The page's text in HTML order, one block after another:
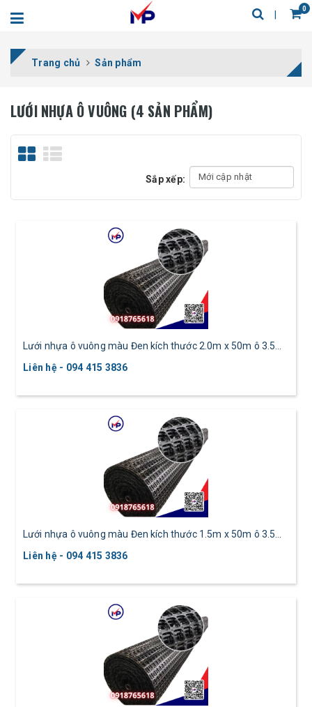
0
Trang chủ Sản phẩm
LƯỚI NHỰA Ô VUÔNG (4 SẢN PHẨM)
Sắp xếp:
Lưới nhựa ô vuông màu Đen kích thước 2.0m x 50m ô 3.5
cm
Liên hệ - 094 415 3836
Lưới nhựa ô vuông màu Đen kích thước 1.5m x 50m ô 3.5
cm
Liên hệ - 094 415 3836